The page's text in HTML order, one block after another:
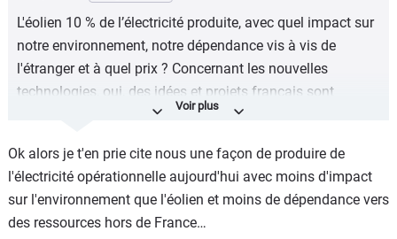
L'éolien 10 % de l’électricité produite, avec quel impact sur
notre environnement, notre dépendance vis à vis de
l'étranger et à quel prix ? Concernant les nouvelles
technologies, oui, des idées et projets français sont
souvent développés ou bradés à l'étranger car ils ne
notre inertie et de l'entêtement de nos "élites",
complètement soumis aux dictats européens, donc
allemands et à d'autres puissances étrangères comme la
Chine ou les USA. Il faut vraiment être stupide, ou vendu...
Ok alors je t'en prie cite nous une façon de produire de
l'électricité opérationnelle aujourd'hui avec moins d'impact
sur l'environnement que l'éolien et moins de dépendance vers
des ressources hors de France…